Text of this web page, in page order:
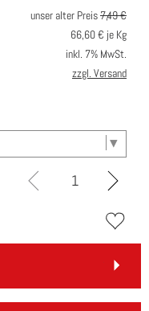
unser alter Preis7,49 €
66,60€ je Kg
inkl. 7% MwSt.
zzgl. Versand